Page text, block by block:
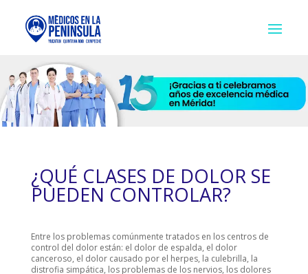
¿QUÉ CLASES DE DOLOR SE
PUEDEN CONTROLAR?
Entre los problemas comúnmente tratados en los centros de
control del dolor están: el dolor de espalda, el dolor
canceroso, el dolor causado por el herpes, la culebrilla, la
distrofia simpática, los problemas de los nervios, los dolores